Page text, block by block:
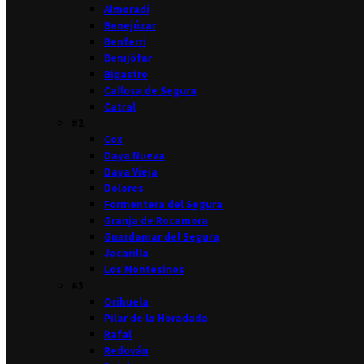
Almoradí
Benejúzar
Benferri
Benijófar
Bigastro
Callosa de Segura
Catral
Cox
Daya Nueva
Daya Vieja
Dolores
Formentera del Segura
Granja de Rocamora
Guardamar del Segura
Jacarilla
Los Montesinos
Orihuela
Pilar de la Horadada
Rafal
Redován